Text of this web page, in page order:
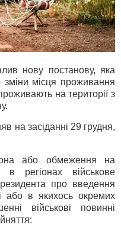
нову постанову, яка
місця проживання
на території з
на засіданні 29 грудня,
або обмеження на
в регіонах військове
про введення
або в якихось окремих
військові повинні